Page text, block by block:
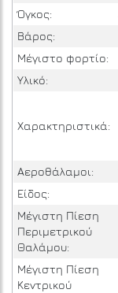
Όγκος:
Βάρος:
Μέγιστο φορτίο:
Υλικό:
Χαρακτηριστικά:
Αεροθάλαμοι:
Είδος:
Μέγιστη Πίεση
Περιμετρικού
Θαλάμου:
Μέγιστη Πίεση
Κεντρικού